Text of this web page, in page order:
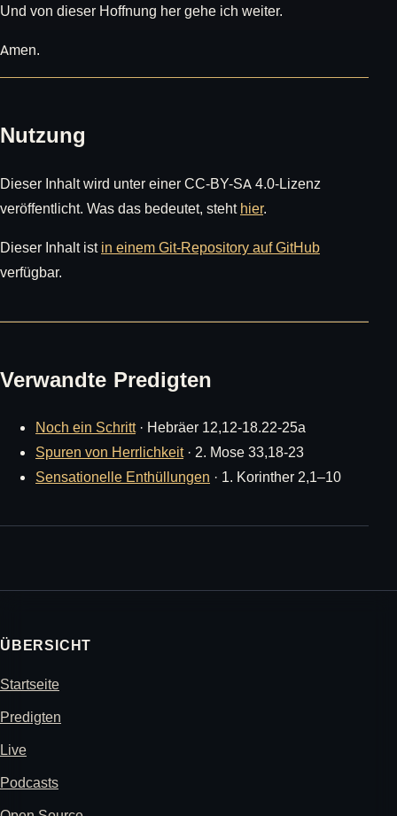
Und von dieser Hoffnung her gehe ich weiter.
Amen.
Nutzung
Dieser Inhalt wird unter einer CC-BY-SA 4.0-Lizenz
veröffentlicht. Was das bedeutet, stehthier.
Dieser Inhalt istin einem Git-Repository auf GitHub
verfügbar.
Verwandte Predigten
Noch ein Schritt· Hebräer 12,12-18.22-25a
Spuren von Herrlichkeit· 2. Mose 33,18-23
Sensationelle Enthüllungen · 1. Korinther 2,1–10
ÜBERSICHT
Startseite
Predigten
Live
Podcasts